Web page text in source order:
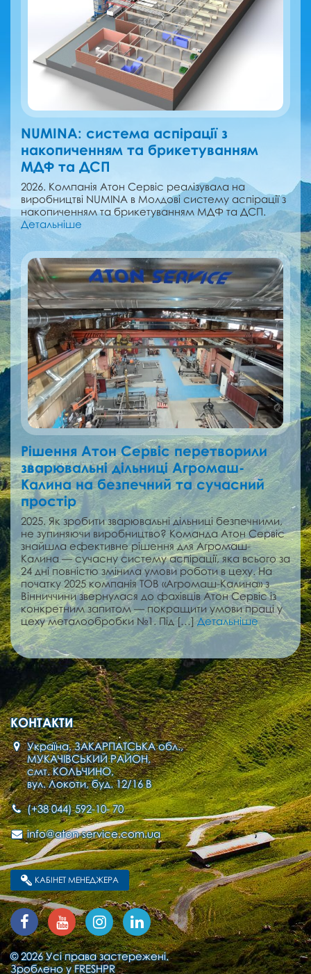
NUMINA: cистема аспірації з
накопиченням та брикетуванням
МДФ та ДСП
2026. Компанія Атон Сервіс реалізувала на
виробництві NUMINA в Молдові cистему аспірації з
накопиченням та брикетуванням МДФ та ДСП.
Детальніше
Рішення Атон Сервіс перетворили
зварювальні дільниці Агромаш-
Калина на безпечний та сучасний
простір
2025. Як зробити зварювальні дільниці безпечними,
не зупиняючи виробництво? Команда Атон Сервіс
знайшла ефективне рішення для Агромаш-
Калина — сучасну систему аспірації, яка всього за
24 дні повністю змінила умови роботи в цеху. На
початку 2025 компанія ТОВ «Агромаш-Калина» з
Вінниччини звернулася до фахівців Атон Сервіс із
конкретним запитом — покращити умови праці у
цеху металообробки №1. Під […]Детальніше
КОНТАКТИ
Україна, ЗАКАРПАТСЬКА обл.,
МУКАЧІВСЬКИЙ РАЙОН,
смт. КОЛЬЧИНО,
вул. Локоти, буд. 12/16 В
(+38 044) 592-10- 70
info@aton-service.com.ua
КАБІНЕТ МЕНЕДЖЕРА
© 2026 Усі права застережені.
Зроблено уFRESHPR